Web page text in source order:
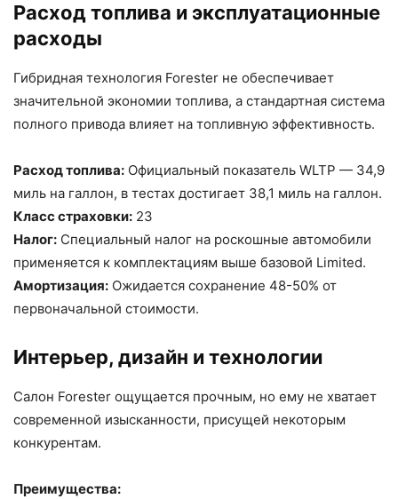
Расход топлива и эксплуатационные
расходы
Гибридная технология Forester не обеспечивает
значительной экономии топлива, а стандартная система
полного привода влияет на топливную эффективность.
Расход топлива: Официальный показатель WLTP — 34,9
миль на галлон, в тестах достигает 38,1 миль на галлон.
Класс страховки: 23
Налог: Специальный налог на роскошные автомобили
применяется к комплектациям выше базовой Limited.
Амортизация: Ожидается сохранение 48-50% от
первоначальной стоимости.
Интерьер, дизайн и технологии
Салон Forester ощущается прочным, но ему не хватает
современной изысканности, присущей некоторым
конкурентам.
Преимущества: